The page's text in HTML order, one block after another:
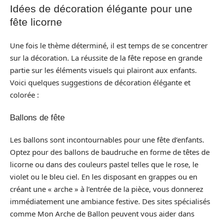
Idées de décoration élégante pour une
fête licorne
Une fois le thème déterminé, il est temps de se concentrer
sur la décoration. La réussite de la fête repose en grande
partie sur les éléments visuels qui plairont aux enfants.
Voici quelques suggestions de décoration élégante et
colorée :
Ballons de fête
Les ballons sont incontournables pour une fête d’enfants.
Optez pour des ballons de baudruche en forme de têtes de
licorne ou dans des couleurs pastel telles que le rose, le
violet ou le bleu ciel. En les disposant en grappes ou en
créant une « arche » à l’entrée de la pièce, vous donnerez
immédiatement une ambiance festive. Des sites spécialisés
comme Mon Arche de Ballon peuvent vous aider dans